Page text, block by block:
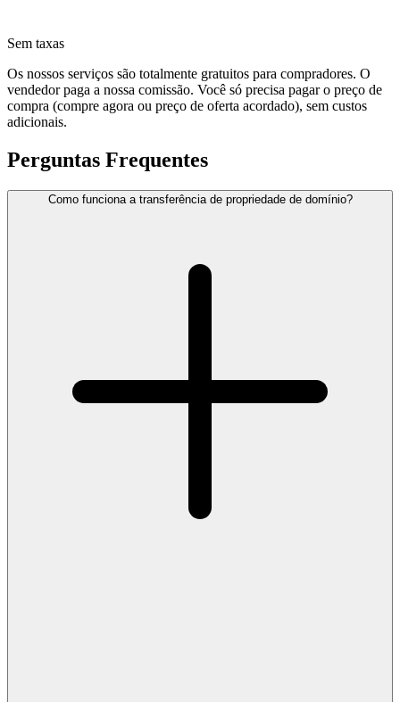
Sem taxas
Os nossos serviços são totalmente gratuitos para compradores. O
vendedor paga a nossa comissão. Você só precisa pagar o preço de
compra (compre agora ou preço de oferta acordado), sem custos
adicionais.
Perguntas Frequentes
Como funciona a transferência de propriedade de domínio?